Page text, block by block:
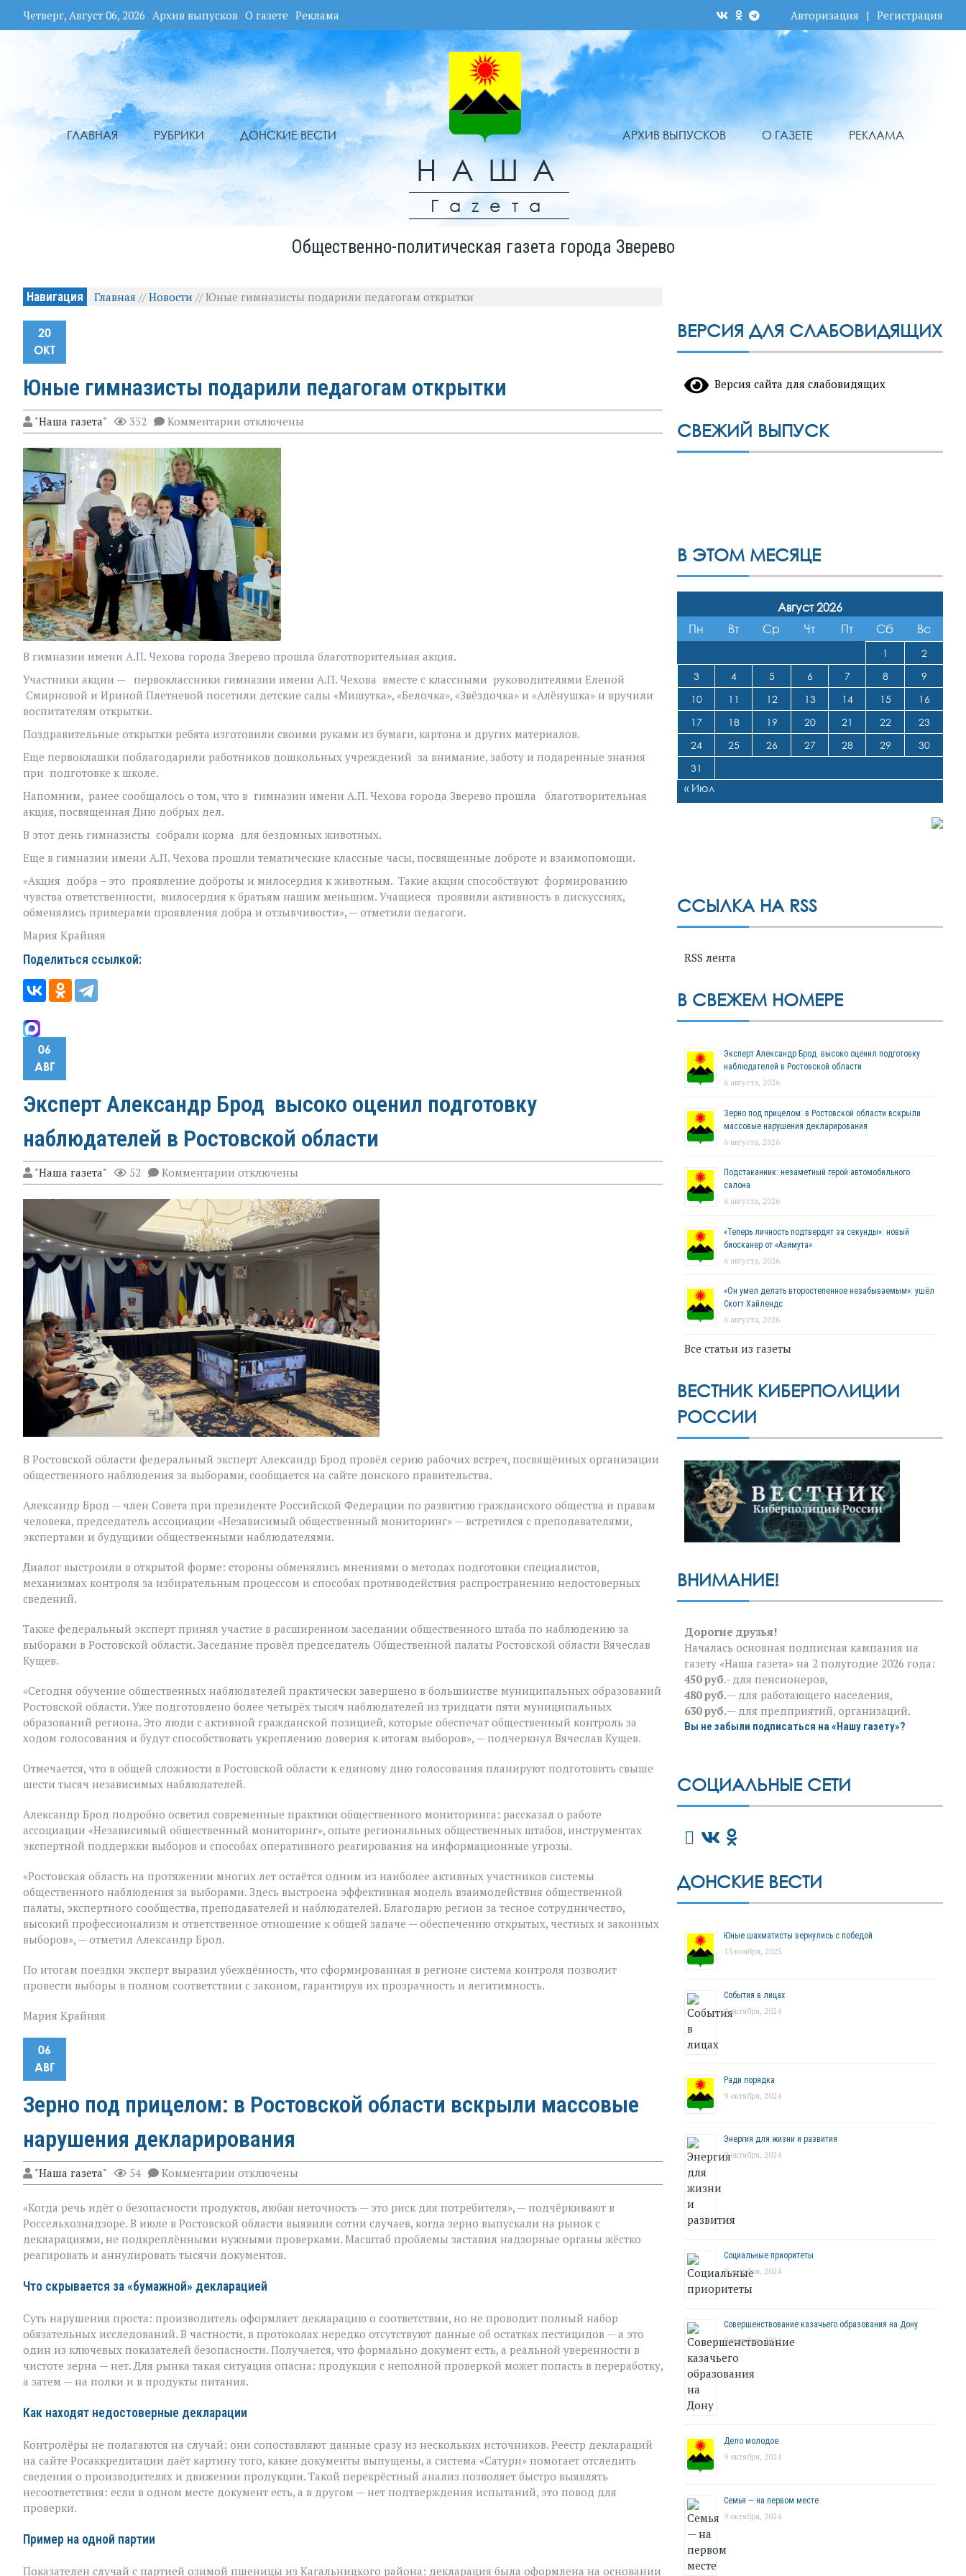
Четверг, Август 06, 2026 Архив выпусков О газете Реклама Авторизация | Регистрация
ГЛАВНАЯ РУБРИКИ ДОНСКИЕ ВЕСТИ
НАША
Гаzета
АРХИВ ВЫПУСКОВ О ГАЗЕТЕ РЕКЛАМА
Общественно-политическая газета города Зверево
Навигация Главная //Новости //Юные гимназисты подарили педагогам открытки
20
ОКТ
Юные гимназисты подарили педагогам открытки
"Наша газета" 352 Комментарии к
записи
Юные
гимназисты
подарили
педагогам
открытки
отключены
В гимназии имени А.П. Чехова города Зверево прошла благотворительная акция.
Участники акции — первоклассники гимназии имени А.П. Чехова вместе с классными руководителями Еленой
Смирновой и Ириной Плетневой посетили детские сады «Мишутка», «Белочка», «Звёздочка» и «Алёнушка» и вручили
воспитателям открытки.
Поздравительные открытки ребята изготовили своими руками из бумаги, картона и других материалов.
Еще первоклашки поблагодарили работников дошкольных учреждений за внимание, заботу и подаренные знания
при подготовке к школе.
Напомним, ранее сообщалось о том, что в гимназии имени А.П. Чехова города Зверево прошла благотворительная
акция, посвященная Дню добрых дел.
В этот день гимназисты собрали корма для бездомных животных.
Еще в гимназии имени А.П. Чехова прошли тематические классные часы, посвященные доброте и взаимопомощи.
«Акция добра – это проявление доброты и милосердия к животным. Такие акции способствуют формированию
чувства ответственности, милосердия к братьям нашим меньшим. Учащиеся проявили активность в дискуссиях,
обменялись примерами проявления добра и отзывчивости», — отметили педагоги.
Мария Крайняя
Поделиться ссылкой:
06
АВГ
Эксперт Александр Брод высоко оценил подготовку
наблюдателей в Ростовской области
"Наша газета" 52 Комментарии к
записи
Эксперт
Александр
Брод
высоко
оценил
подготовку
наблюдателей
в
области
отключены
В Ростовской области федеральный эксперт Александр Брод провёл серию рабочих встреч, посвящённых организации
общественного наблюдения за выборами, сообщается на сайте донского правительства.
Александр Брод — член Совета при президенте Российской Федерации по развитию гражданского общества и правам
человека, председатель ассоциации «Независимый общественный мониторинг» — встретился с преподавателями,
экспертами и будущими общественными наблюдателями.
Диалог выстроили в открытой форме: стороны обменялись мнениями о методах подготовки специалистов,
механизмах контроля за избирательным процессом и способах противодействия распространению недостоверных
сведений.
Также федеральный эксперт принял участие в расширенном заседании общественного штаба по наблюдению за
выборами в Ростовской области. Заседание провёл председатель Общественной палаты Ростовской области Вячеслав
Кущев.
«Сегодня обучение общественных наблюдателей практически завершено в большинстве муниципальных образований
Ростовской области. Уже подготовлено более четырёх тысяч наблюдателей из тридцати пяти муниципальных
образований региона. Это люди с активной гражданской позицией, которые обеспечат общественный контроль за
ходом голосования и будут способствовать укреплению доверия к итогам выборов», — подчеркнул Вячеслав Кущев.
Отмечается, что в общей сложности в Ростовской области к единому дню голосования планируют подготовить свыше
шести тысяч независимых наблюдателей.
Александр Брод подробно осветил современные практики общественного мониторинга: рассказал о работе
ассоциации «Независимый общественный мониторинг», опыте региональных общественных штабов, инструментах
экспертной поддержки выборов и способах оперативного реагирования на информационные угрозы.
«Ростовская область на протяжении многих лет остаётся одним из наиболее активных участников системы
общественного наблюдения за выборами. Здесь выстроена эффективная модель взаимодействия общественной
палаты, экспертного сообщества, преподавателей и наблюдателей. Благодарю регион за тесное сотрудничество,
высокий профессионализм и ответственное отношение к общей задаче — обеспечению открытых, честных и законных
выборов», — отметил Александр Брод.
По итогам поездки эксперт выразил убеждённость, что сформированная в регионе система контроля позволит
провести выборы в полном соответствии с законом, гарантируя их прозрачность и легитимность.
Мария Крайняя
06
АВГ
Зерно под прицелом: в Ростовской области вскрыли массовые
нарушения декларирования
"Наша газета" 54 Комментарии к
записи
под
прицелом:
Ростовской
области
массовые
нарушения
отключены
«Когда речь идёт о безопасности продуктов, любая неточность — это риск для потребителя», — подчёркивают в
Россельхознадзоре. В июле в Ростовской области выявили сотни случаев, когда зерно выпускали на рынок с
декларациями, не подкреплёнными нужными проверками. Масштаб проблемы заставил надзорные органы жёстко
реагировать и аннулировать тысячи документов.
Что скрывается за «бумажной» декларацией
Суть нарушения проста: производитель оформляет декларацию о соответствии, но не проводит полный набор
обязательных исследований. В частности, в протоколах нередко отсутствуют данные об остатках пестицидов — а это
один из ключевых показателей безопасности. Получается, что формально документ есть, а реальной уверенности в
чистоте зерна — нет. Для рынка такая ситуация опасна: продукция с неполной проверкой может попасть в переработку,
а затем — на полки и в продукты питания.
Как находят недостоверные декларации
Контролёры не полагаются на случай: они сопоставляют данные сразу из нескольких источников. Реестр деклараций
на сайте Росаккредитации даёт картину того, какие документы выпущены, а система «Сатурн» помогает отследить
сведения о производителях и движении продукции. Такой перекрёстный анализ позволяет быстро выявлять
несоответствия: если в одном месте документ есть, а в другом — нет подтверждения испытаний, это повод для
проверки.
Пример на одной партии
Показателен случай с партией озимой пшеницы из Кагальницкого района: декларация была оформлена на основании
ВЕРСИЯ ДЛЯ СЛАБОВИДЯЩИХ
Версия сайта для слабовидящих
СВЕЖИЙ ВЫПУСК
В ЭТОМ МЕСЯЦЕ
Август 2026
Пн
Вт Ср Чт Пт Сб Вс
1
2
3
4 5 6 7 8
9
10
11 12 13 14 15
16
17
18 19 20 21 22
23
24
25 26 27 28 29
30
31
« Июл
ССЫЛКА НА RSS
RSS лента
В СВЕЖЕМ НОМЕРЕ
Эксперт Александр Брод высоко оценил подготовку
наблюдателей в Ростовской области
6 августа, 2026
Зерно под прицелом: в Ростовской области вскрыли
массовые нарушения декларирования
6 августа, 2026
Подстаканник: незаметный герой автомобильного
салона
6 августа, 2026
«Теперь личность подтвердят за секунды»: новый
биосканер от «Азимута»
6 августа, 2026
«Он умел делать второстепенное незабываемым»: ушёл
Скотт Хайлендс
6 августа, 2026
Все статьи из газеты
ВЕСТНИК КИБЕРПОЛИЦИИ
РОССИИ
ВНИМАНИЕ!
Дорогие друзья!
Началась основная подписная кампания на
газету «Наша газета» на 2 полугодие 2026 года:
450 руб.- для пенсионеров,
480 руб.— для работающего населения,
630 руб.— для предприятий, организаций.
Вы не забыли подписаться на «Нашу газету»?
СОЦИАЛЬНЫЕ СЕТИ
ДОНСКИЕ ВЕСТИ
Юные шахматисты вернулись с победой
13 ноября, 2025
События в лицах
9 октября, 2024
Ради порядка
9 октября, 2024
Энергия для жизни и развития
9 октября, 2024
Социальные приоритеты
9 октября, 2024
Совершенствование казачьего образования на Дону
9 октября, 2024
Дело молодое
9 октября, 2024
Семья — на первом месте
9 октября, 2024